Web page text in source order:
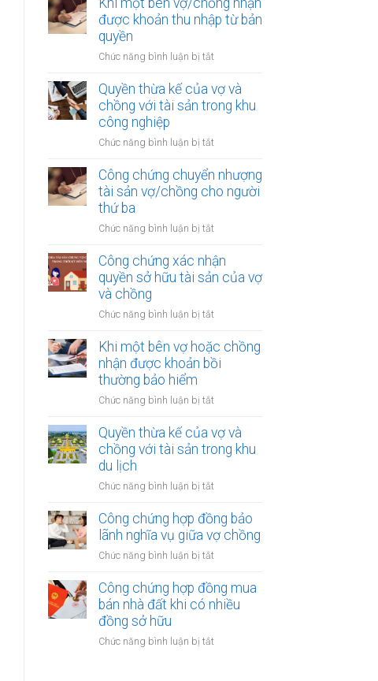
văn
bản
nhận
thừa
kế
Khi một bên vợ/chồng nhận
được khoản thu nhập từ bản
quyền
Chức năng bình luận bị tắt
một
bên
vợ/chồng
được
thu
nhập
Quyền thừa kế của vợ và
chồng với tài sản trong khu
công nghiệp
Chức năng bình luận bị tắt
thừa
kế
và
với
tài
nghiệp
Công chứng chuyển nhượng
tài sản vợ/chồng cho người
thứ ba
Chức năng bình luận bị tắt
chứng
chuyển
sản
cho
người
Công chứng xác nhận
quyền sở hữu tài sản của vợ
và chồng
Chức năng bình luận bị tắt
chứng
xác
sở
tài
sản
Khi một bên vợ hoặc chồng
nhận được khoản bồi
thường bảo hiểm
Chức năng bình luận bị tắt
một
bên
chồng
được
khoản
hiểm
Quyền thừa kế của vợ và
chồng với tài sản trong khu
du lịch
Chức năng bình luận bị tắt
thừa
kế
của
vợ
chồng
với
Công chứng hợp đồng bảo
lãnh nghĩa vụ giữa vợ chồng
Chức năng bình luận bị tắt
chứng
hợp
lãnh
Công chứng hợp đồng mua
bán nhà đất khi có nhiều
đồng sở hữu
Chức năng bình luận bị tắt